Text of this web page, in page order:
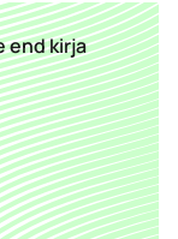
end kirja